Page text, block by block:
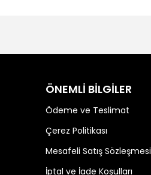
ÖNEMLİ BİLGİLER
Ödeme ve Teslimat
Çerez Politikası
Mesafeli Satış Sözleşmesi
İptal ve İade Koşulları